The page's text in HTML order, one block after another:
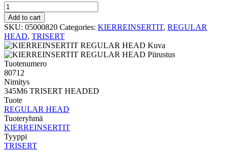
TRISERT
REGULAR
HEAD
345M6
TRISERT
HEADED
quantity
Add to cart
SKU: 05000820 Categories: KIERREINSERTIT, REGULAR
HEAD, TRISERT
Tuotenumero
80712
Nimitys
345M6 TRISERT HEADED
Tuote
REGULAR HEAD
Tuoteryhmä
KIERREINSERTIT
Tyyppi
TRISERT